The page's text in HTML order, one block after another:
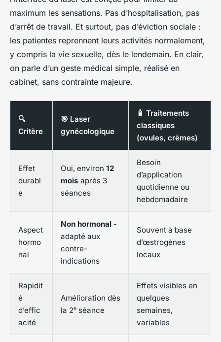
maximum les sensations. Pas d’hospitalisation, pas
d’arrêt de travail. Et surtout, pas d’éviction sociale :
les patientes reprennent leurs activités normalement,
y compris la vie sexuelle, dès le lendemain. En clair,
on parle d’un geste médical simple, réalisé en
cabinet, sans contrainte majeure.
🔍
Critère
🎯 Laser
gynécologique
🧴 Traitements
classiques
(ovules, crèmes)
Effet
durabl
e
Oui, environ 12
mois après 3
séances
Besoin
d’application
quotidienne ou
hebdomadaire
Aspect
hormo
nal
Non hormonal -
adapté aux
contre-
indications
Souvent à base
d’œstrogènes
locaux
Rapidit
é
d’effic
acité
Amélioration dès
la 2ᵉ séance
Effets visibles en
quelques
semaines,
variables